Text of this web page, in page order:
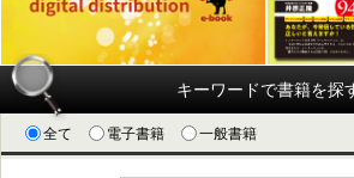
キーワードで書籍を探
全て 電子書籍 一般書籍